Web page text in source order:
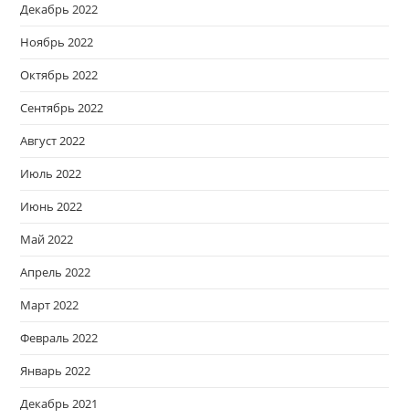
Декабрь 2022
Ноябрь 2022
Октябрь 2022
Сентябрь 2022
Август 2022
Июль 2022
Июнь 2022
Май 2022
Апрель 2022
Март 2022
Февраль 2022
Январь 2022
Декабрь 2021